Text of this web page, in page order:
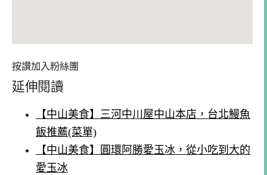
按讚加入粉絲團
延伸閱讀
【中山美食】三河中川屋中山本店，台北鰻魚
飯推薦(菜單)
【中山美食】圓環阿勝愛玉冰，從小吃到大的
愛玉冰